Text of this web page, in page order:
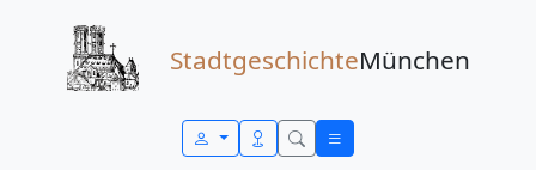
StadtgeschichteMünchen